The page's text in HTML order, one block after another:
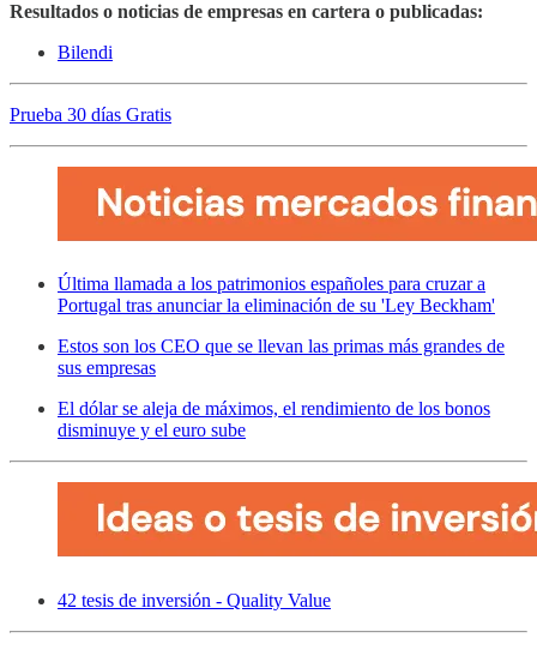
Resultados o noticias de empresas en cartera o publicadas:
Bilendi
Prueba 30 días Gratis
Última llamada a los patrimonios españoles para cruzar a
Portugal tras anunciar la eliminación de su 'Ley Beckham'
Estos son los CEO que se llevan las primas más grandes de
sus empresas
El dólar se aleja de máximos, el rendimiento de los bonos
disminuye y el euro sube
42 tesis de inversión - Quality Value